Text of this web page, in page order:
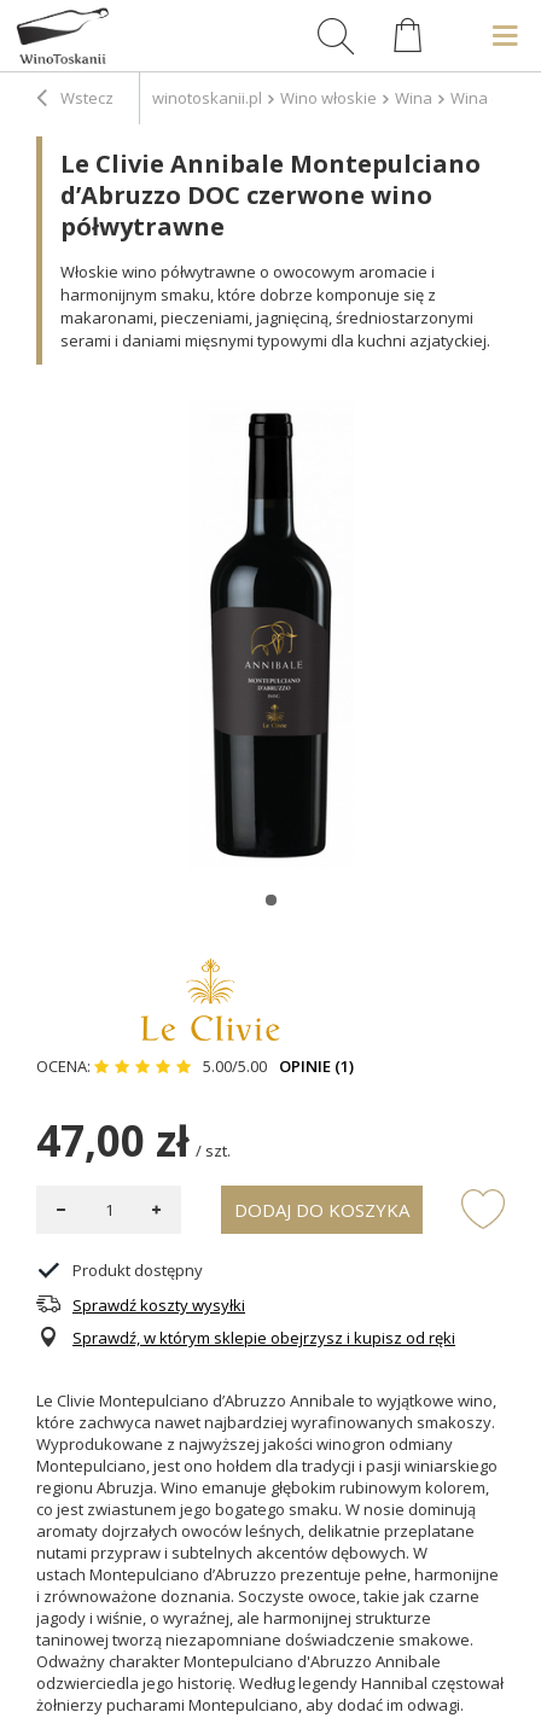
Wstecz winotoskanii.pl Wino włoskie Wina Wina
Le Clivie Annibale Montepulciano
d’Abruzzo DOC czerwone wino
półwytrawne
Włoskie wino półwytrawne o owocowym aromacie i
harmonijnym smaku, które dobrze komponuje się z
makaronami, pieczeniami, jagnięciną, średniostarzonymi
serami i daniami mięsnymi typowymi dla kuchni azjatyckiej.
OCENA: 5.00/5.00 OPINIE (1)
47,00 zł / szt.
DODAJ DO KOSZYKA
Produkt dostępny
Sprawdź koszty wysyłki
Sprawdź, w którym sklepie obejrzysz i kupisz od ręki
Le Clivie Montepulciano d’Abruzzo Annibale to wyjątkowe wino,
które zachwyca nawet najbardziej wyrafinowanych smakoszy.
Wyprodukowane z najwyższej jakości winogron odmiany
Montepulciano, jest ono hołdem dla tradycji i pasji winiarskiego
regionu Abruzja. Wino emanuje głębokim rubinowym kolorem,
co jest zwiastunem jego bogatego smaku. W nosie dominują
aromaty dojrzałych owoców leśnych, delikatnie przeplatane
nutami przypraw i subtelnych akcentów dębowych. W
ustach Montepulciano d’Abruzzo prezentuje pełne, harmonijne
i zrównoważone doznania. Soczyste owoce, takie jak czarne
jagody i wiśnie, o wyraźnej, ale harmonijnej strukturze
taninowej tworzą niezapomniane doświadczenie smakowe.
Odważny charakter Montepulciano d'Abruzzo Annibale
odzwierciedla jego historię. Według legendy Hannibal częstował
żołnierzy pucharami Montepulciano, aby dodać im odwagi.